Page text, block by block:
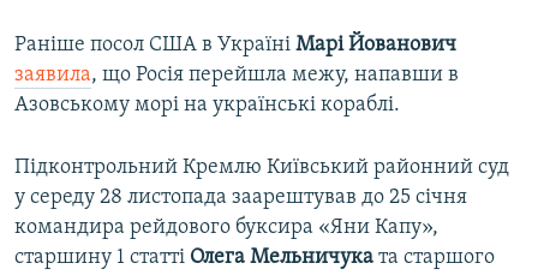
Раніше посол США в Україні Марі Йованович
заявила, що Росія перейшла межу, напавши в
Азовському морі на українські кораблі.
Підконтрольний Кремлю Київський районний суд
у середу 28 листопада заарештував до 25 січня
командира рейдового буксира «Яни Капу»,
старшину 1 статті Олега Мельничука та старшого